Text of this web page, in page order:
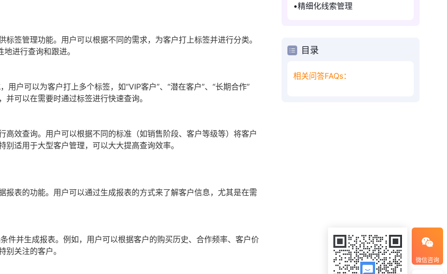
签管理功能。用户可以根据不同的需求，为客户打上标签并进行分类。
进行查询和跟进。
户可以为客户打上多个标签，如“VIP客户”、“潜在客户”、“长期合作”
可以在需要时通过标签进行快速查询。
高效查询。用户可以根据不同的标准（如销售阶段、客户等级等）将客户
适用于大型客户管理，可以大大提高查询效率。
报表的功能。用户可以通过生成报表的方式来了解客户信息，尤其是在需
件并生成报表。例如，用户可以根据客户的购买历史、合作频率、客户价
关注的客户。
精细化线索管理
目录
相关问答FAQs：
微信咨询